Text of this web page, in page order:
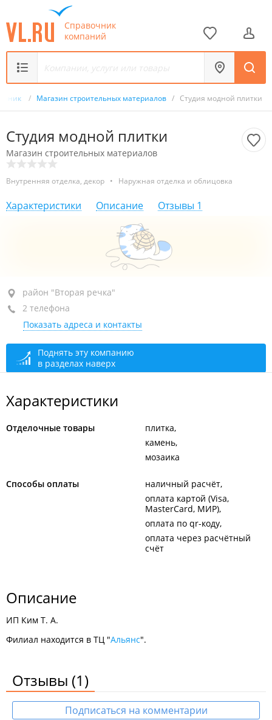
Справочник
компаний
/ Магазин строительных материалов / Студия модной плитки
Студия модной плитки
Магазин строительных материалов
Внутренняя отделка, декор • Наружная отделка и облицовка
Характеристики Описание Отзывы 1
район "Вторая речка", ул. Бородинская, 46/50
ТЦ "Альянс", пав. 32
+7 914 699-50-49
+7 984 157-66-36
открыто: 09:00–18:00
район "Вторая речка"
2 телефона
Показать адреса и контакты
Поднять эту компанию
в разделах наверх
Характеристики
Отделочные товары
плитка
камень
мозаика
Способы оплаты
наличный расчёт
оплата картой (Visa,
MasterCard, МИР)
оплата по qr-коду
оплата через расчётный
счёт
Описание
ИП Ким Т. А.
Филиал находится в ТЦ "Альянс".
Отзывы (1)
Подписаться на комментарии